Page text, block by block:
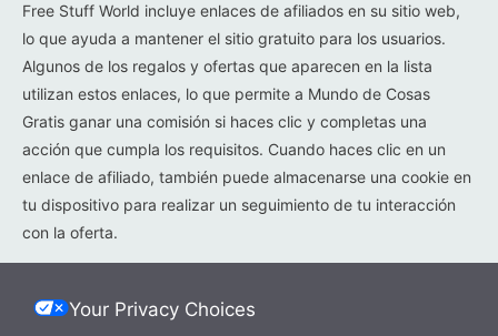
Free Stuff World incluye enlaces de afiliados en su sitio web,
lo que ayuda a mantener el sitio gratuito para los usuarios.
Algunos de los regalos y ofertas que aparecen en la lista
utilizan estos enlaces, lo que permite a Mundo de Cosas
Gratis ganar una comisión si haces clic y completas una
acción que cumpla los requisitos. Cuando haces clic en un
enlace de afiliado, también puede almacenarse una cookie en
tu dispositivo para realizar un seguimiento de tu interacción
con la oferta.
Your Privacy Choices